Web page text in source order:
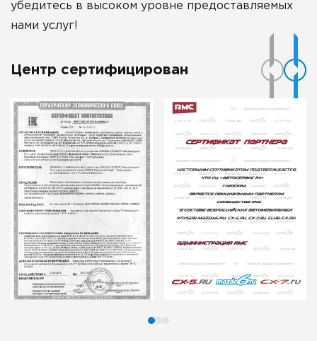
убедитесь в высоком уровне предоставляемых
нами услуг!
Центр сертифицирован